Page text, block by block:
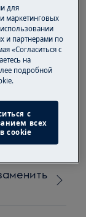
для
маркетинговых
и партнерами по
«Согласиться с
на
подробной
с
всех
cookie